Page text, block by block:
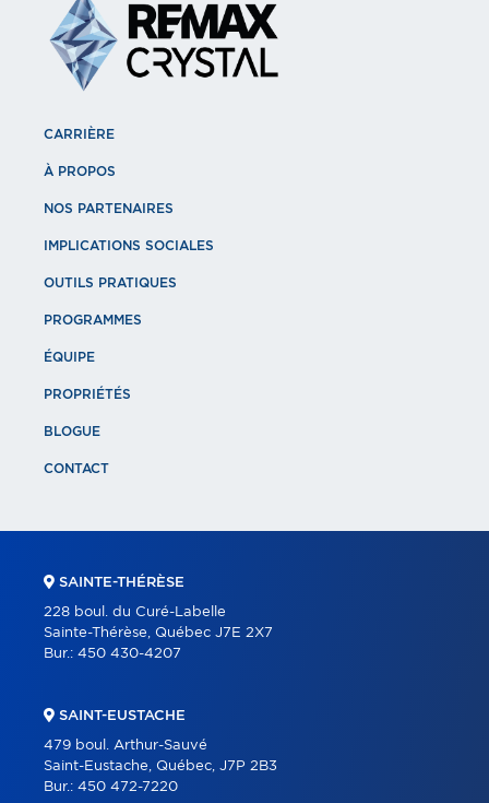
CARRIÈRE
À PROPOS
NOS PARTENAIRES
IMPLICATIONS SOCIALES
OUTILS PRATIQUES
PROGRAMMES
ÉQUIPE
PROPRIÉTÉS
BLOGUE
CONTACT
SAINTE-THÉRÈSE
228 boul. du Curé-Labelle
Sainte-Thérèse, Québec J7E 2X7
Bur.: 450 430-4207
SAINT-EUSTACHE
479 boul. Arthur-Sauvé
Saint-Eustache, Québec, J7P 2B3
Bur.: 450 472-7220